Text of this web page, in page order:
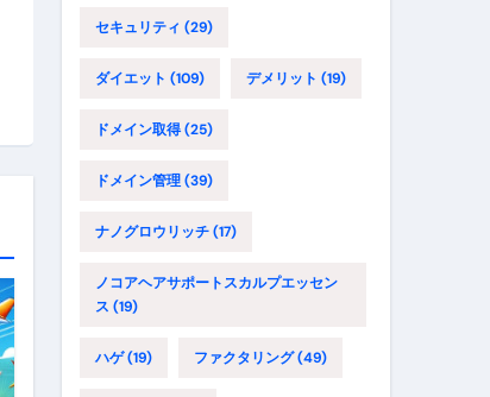
セキュリティ (29)
ダイエット (109) デメリット (19)
ドメイン取得(25)
ドメイン管理(39)
ナノグロウリッチ(17)
ノコアヘアサポートスカルプエッセン
ス (19)
ハゲ(19) ファクタリング(49)